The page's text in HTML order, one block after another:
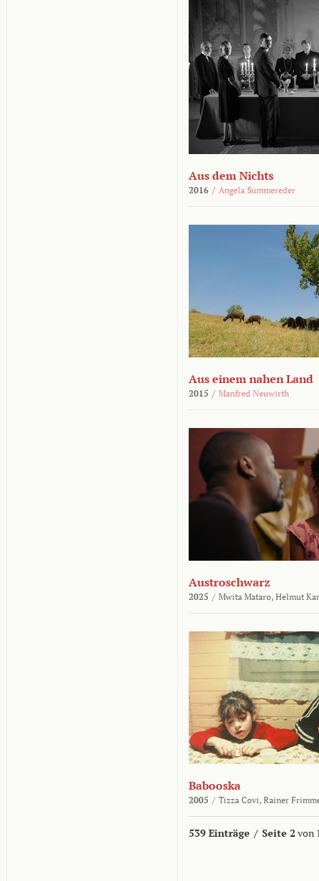
Aus dem Nichts
2016 / Angela Summereder
Aus einem nahen Land
2015 / Manfred Neuwirth
Austroschwarz
2025 / Mwita Mataro, Helmut
Babooska
2005 / Tizza Covi, Rainer
539 Einträge / Seite 2 von